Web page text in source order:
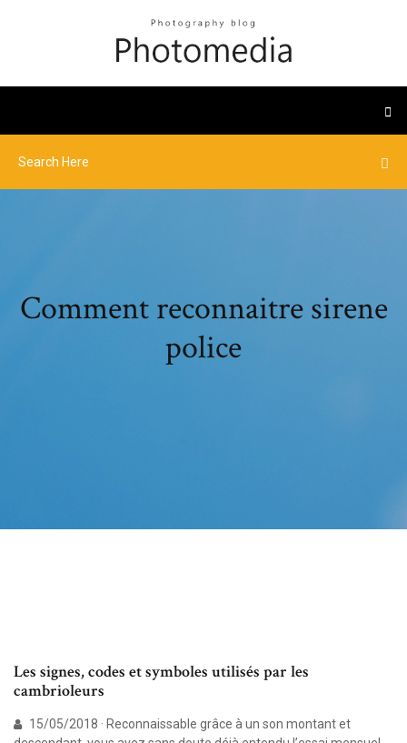
Comment reconnaitre sirene
police
Les signes, codes et symboles utilisés par les
cambrioleurs
15/05/2018 · Reconnaissable grâce à un son montant et